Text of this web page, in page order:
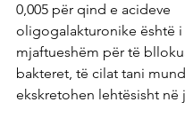
0,005 për qind e acideve
oligogalakturonike është i
mjaftueshëm për të
bakteret, të cilat tani
ekskretohen lehtësisht në